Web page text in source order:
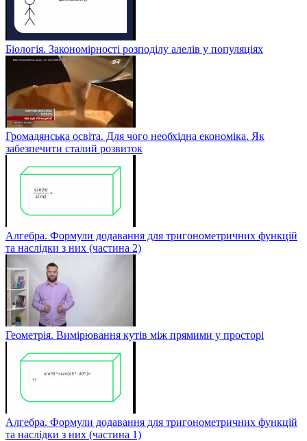
Біологія. Закономірності розподілу алелів у популяціях
Громадянська освіта. Для чого необхідна економіка. Як
забезпечити сталий розвиток
Алгебра. Формули додавання для тригонометричних функцій
та наслідки з них (частина 2)
Геометрія. Вимірювання кутів між прямими у просторі
Алгебра. Формули додавання для тригонометричних функцій
та наслідки з них (частина 1)